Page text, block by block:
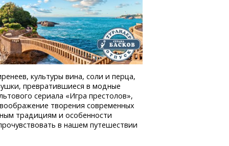
культуры вина, соли и перца,
превратившиеся в модные
сериала «Игра престолов»,
творения современных
традициям и особенности
в нашем путешествии